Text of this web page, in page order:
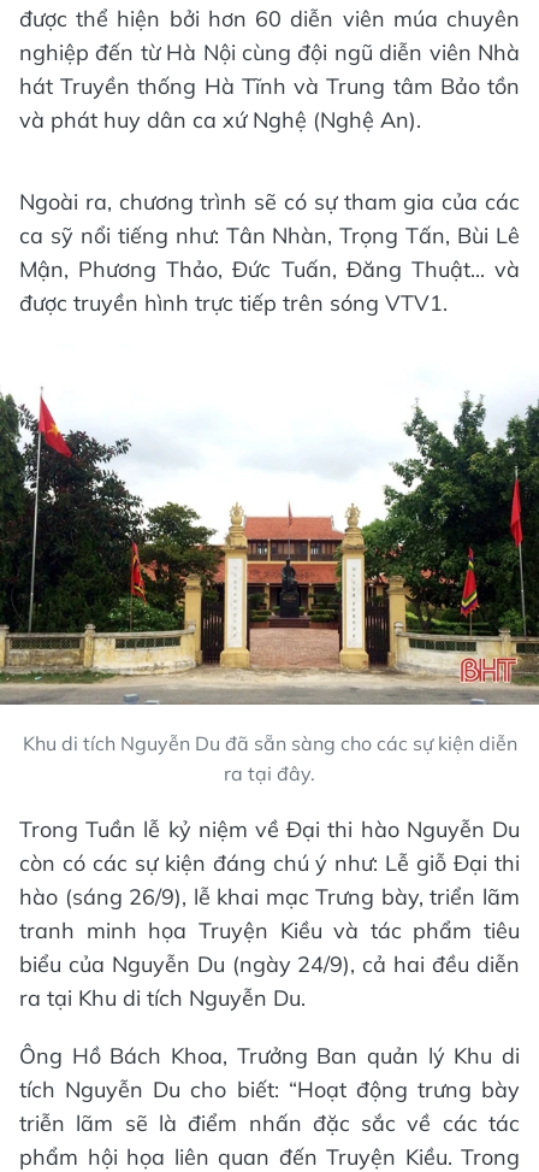
được thể hiện bởi hơn 60 diễn viên múa chuyên
nghiệp đến từ Hà Nội cùng đội ngũ diễn viên Nhà
hát Truyền thống Hà Tĩnh và Trung tâm Bảo tồn
và phát huy dân ca xứ Nghệ (Nghệ An).
Ngoài ra, chương trình sẽ có sự tham gia của các
ca sỹ nổi tiếng như: Tân Nhàn, Trọng Tấn, Bùi Lê
Mận, Phương Thảo, Đức Tuấn, Đăng Thuật... và
được truyền hình trực tiếp trên sóng VTV1.
Khu di tích Nguyễn Du đã sẵn sàng cho các sự kiện diễn
ra tại đây.
Trong Tuần lễ kỷ niệm về Đại thi hào Nguyễn Du
còn có các sự kiện đáng chú ý như: Lễ giỗ Đại thi
hào (sáng 26/9), lễ khai mạc Trưng bày, triển lãm
tranh minh họa Truyện Kiều và tác phẩm tiêu
biểu của Nguyễn Du (ngày 24/9), cả hai đều diễn
ra tại Khu di tích Nguyễn Du.
Ông Hồ Bách Khoa, Trưởng Ban quản lý Khu di
tích Nguyễn Du cho biết: “Hoạt động trưng bày
triễn lãm sẽ là điểm nhấn đặc sắc về các tác
phẩm hội họa liên quan đến Truyện Kiều. Trong